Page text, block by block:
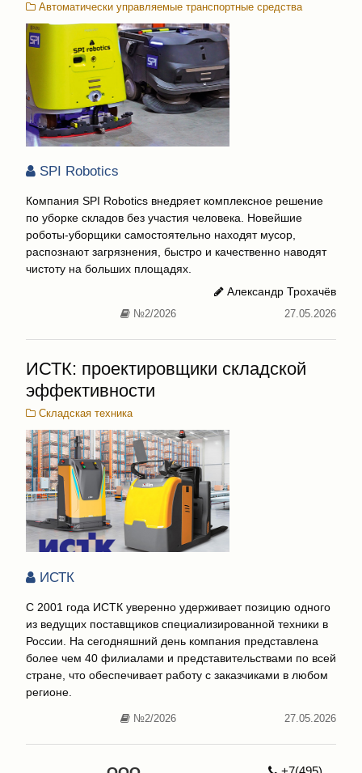
Автоматически управляемые транспортные средства
SPI Robotics
Компания SPI Robotics внедряет комплексное решение
по уборке складов без участия человека. Новейшие
роботы-уборщики самостоятельно находят мусор,
распознают загрязнения, быстро и качественно наводят
чистоту на больших площадях.
Александр Трохачёв
№2/2026
27.05.2026
ИСТК: проектировщики складской
эффективности
Складская техника
ИСТК
С 2001 года ИСТК уверенно удерживает позицию одного
из ведущих поставщиков специализированной техники в
России. На сегодняшний день компания представлена
более чем 40 филиалами и представительствами по всей
стране, что обеспечивает работу с заказчиками в любом
регионе.
№2/2026 27.05.2026